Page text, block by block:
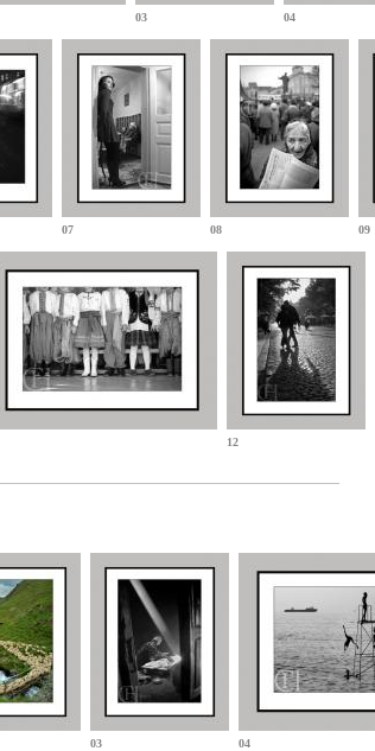
03 04
07 08 09
12
03 04